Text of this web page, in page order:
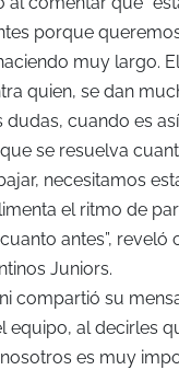
porque
muy largo.
quien, se dan
cuando es
se resuelva
necesitamos
el ritmo de
antes”, reveló
Juniors.
compartió su
equipo, al decirles
es muy